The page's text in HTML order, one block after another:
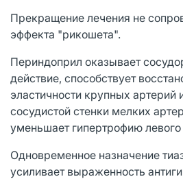
Прекращение лечения не
эффекта "рикошета".
Периндоприл оказывает
действие, способствует
эластичности крупных артерий
сосудистой стенки мелких
уменьшает гипертрофию
Одновременное назначение
усиливает выраженность